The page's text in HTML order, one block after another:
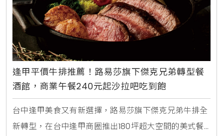
逢甲平價牛排推薦！路易莎旗下傑克兄弟轉型餐
酒館，商業午餐240元起沙拉吧吃到飽
台中逢甲美食又有新選擇，路易莎旗下傑克兄弟牛排全
新轉型，在台中逢甲商圈推出180坪超大空間的美式餐